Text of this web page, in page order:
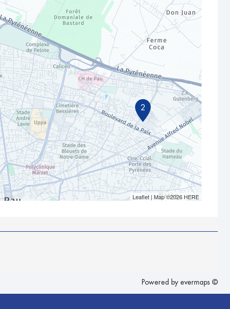
2
Leaflet| Map ©2026HERE
Powered by evermaps ©